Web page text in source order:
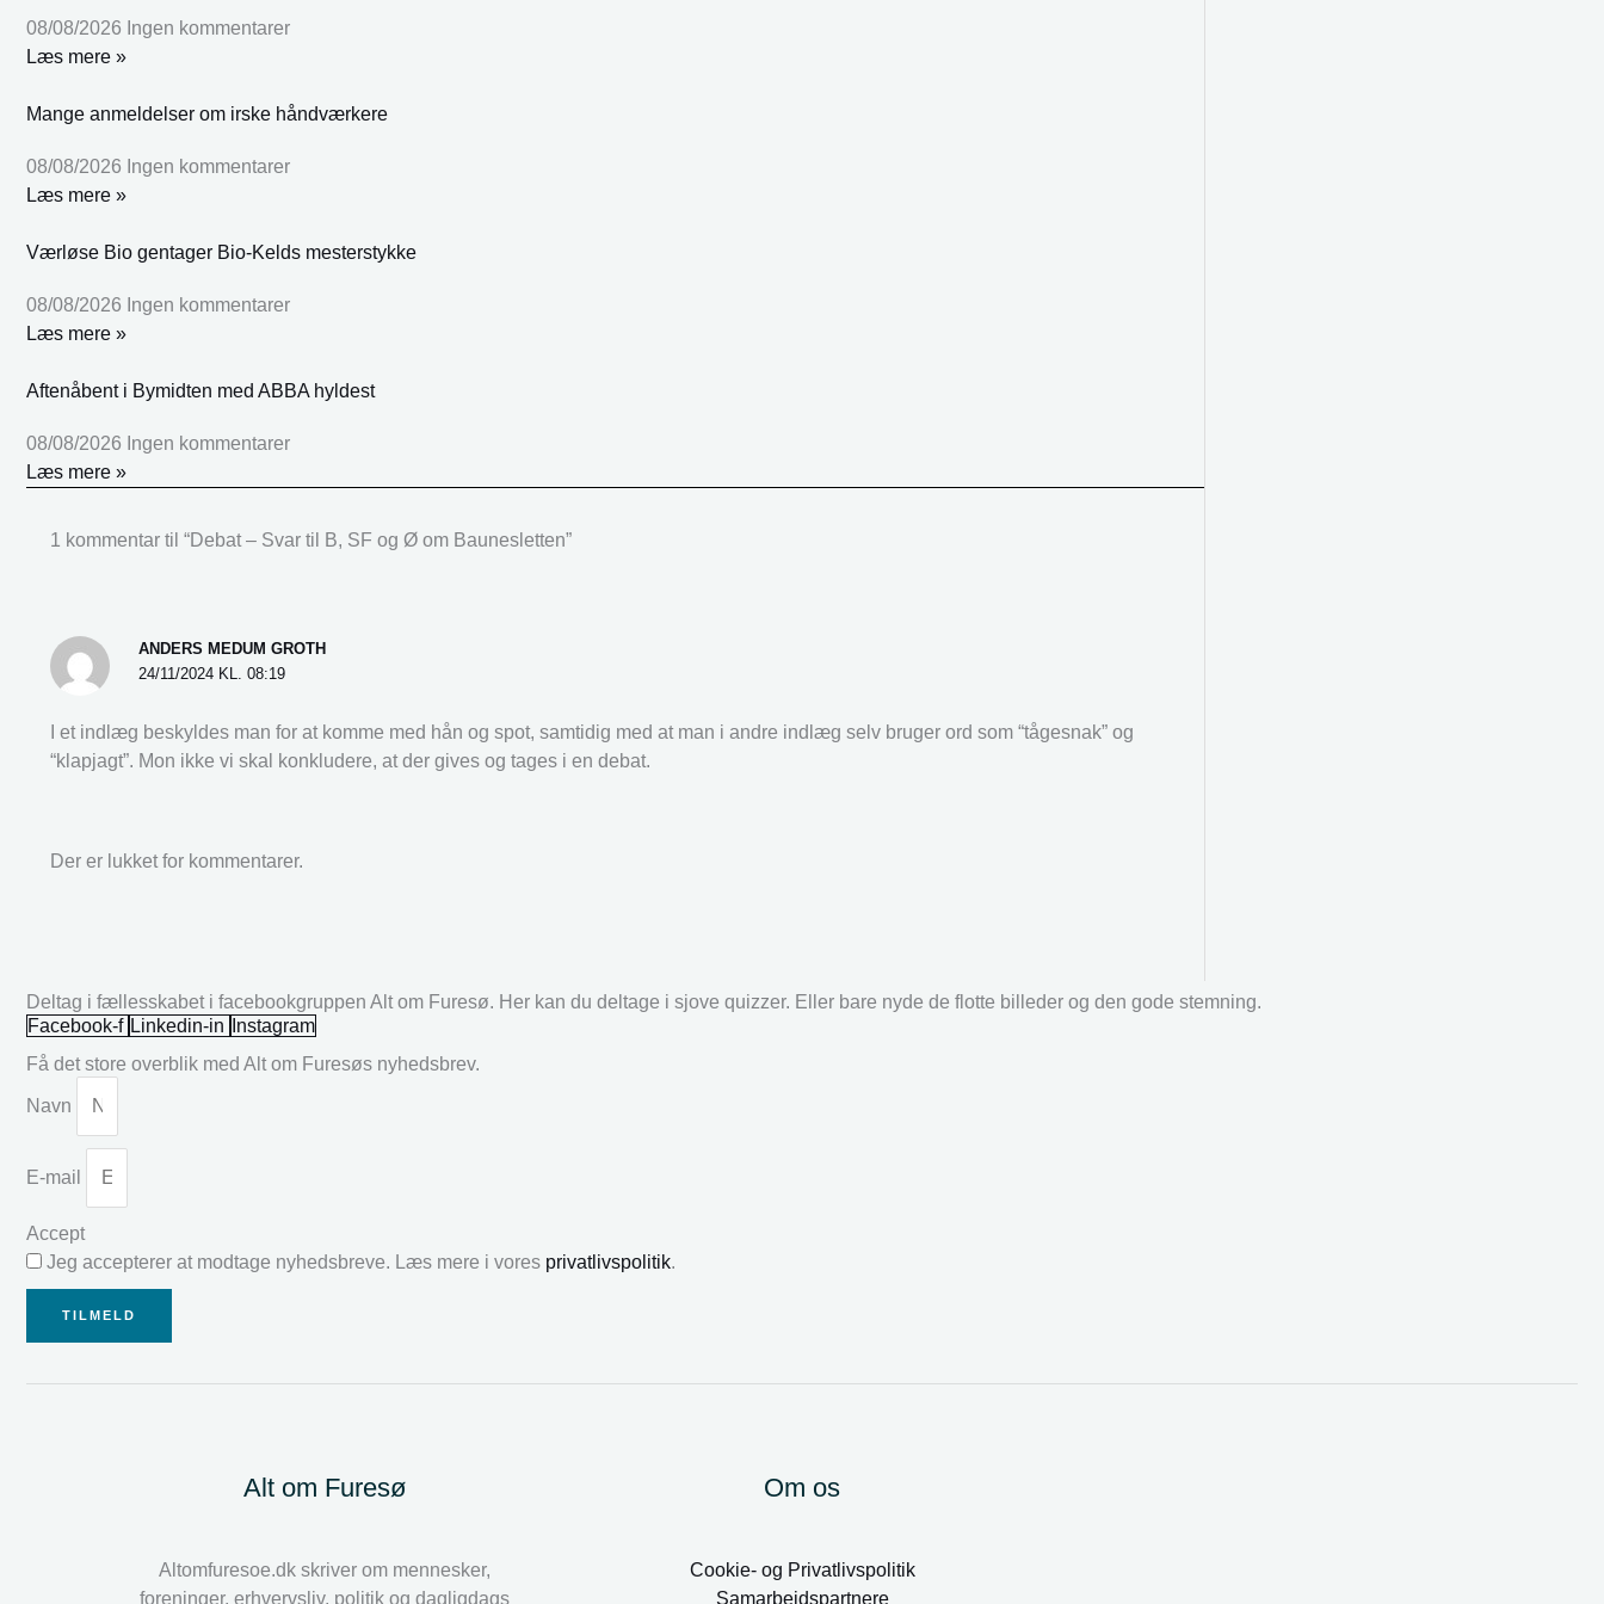
08/08/2026 Ingen kommentarer
Læs mere »
Mange anmeldelser om irske håndværkere
08/08/2026 Ingen kommentarer
Læs mere »
Værløse Bio gentager Bio-Kelds mesterstykke
08/08/2026 Ingen kommentarer
Læs mere »
Aftenåbent i Bymidten med ABBA hyldest
08/08/2026 Ingen kommentarer
Læs mere »
1 kommentar til “Debat – Svar til B, SF og Ø om Baunesletten”
ANDERS MEDUM GROTH
24/11/2024 KL. 08:19
I et indlæg beskyldes man for at komme med hån og spot, samtidig med at man i andre indlæg selv bruger ord som “tågesnak” og
“klapjagt”. Mon ikke vi skal konkludere, at der gives og tages i en debat.
Der er lukket for kommentarer.
Deltag i fællesskabet i facebookgruppen Alt om Furesø. Her kan du deltage i sjove quizzer. Eller bare nyde de flotte billeder og den gode stemning.
Facebook-f Linkedin-in
Instagram
Få det store overblik med Alt om Furesøs nyhedsbrev.
Navn
E-mail
Accept
Jeg accepterer at modtage nyhedsbreve. Læs mere i vores privatlivspolitik.
TILMELD
Alt om Furesø
Altomfuresoe.dk skriver om mennesker,
foreninger, erhvervsliv, politik og dagligdags
Om os
Cookie- og Privatlivspolitik
Samarbejdspartnere